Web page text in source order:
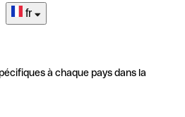
fr
à chaque pays dans la